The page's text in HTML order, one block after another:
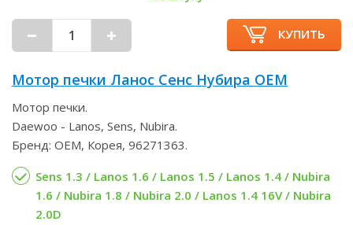
КУПИТЬ
Мотор печки Ланос Сенс Нубира OEM
Мотор печки.
Daewoo - Lanos, Sens, Nubira.
Бренд: OEM, Корея, 96271363.
Sens 1.3 / Lanos 1.6 / Lanos 1.5 / Lanos 1.4 / Nubira
1.6 / Nubira 1.8 / Nubira 2.0 / Lanos 1.4 16V / Nubira
2.0D